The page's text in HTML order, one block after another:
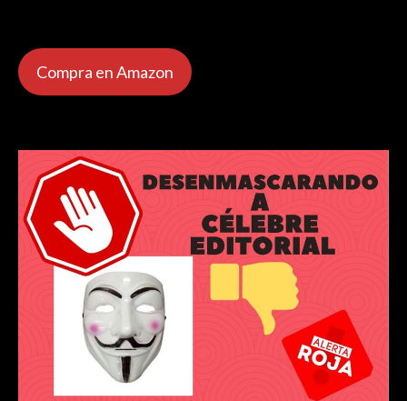
Compra en Amazon